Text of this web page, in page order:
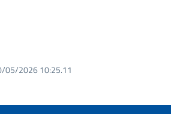
05/2026 10:25.11